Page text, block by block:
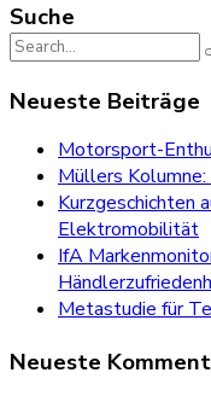
Suche
Search
Neueste Beiträge
Motorsport-
Müllers
Kurzgeschichten
Elektromobilität
IfA
Metastudie für
Neueste